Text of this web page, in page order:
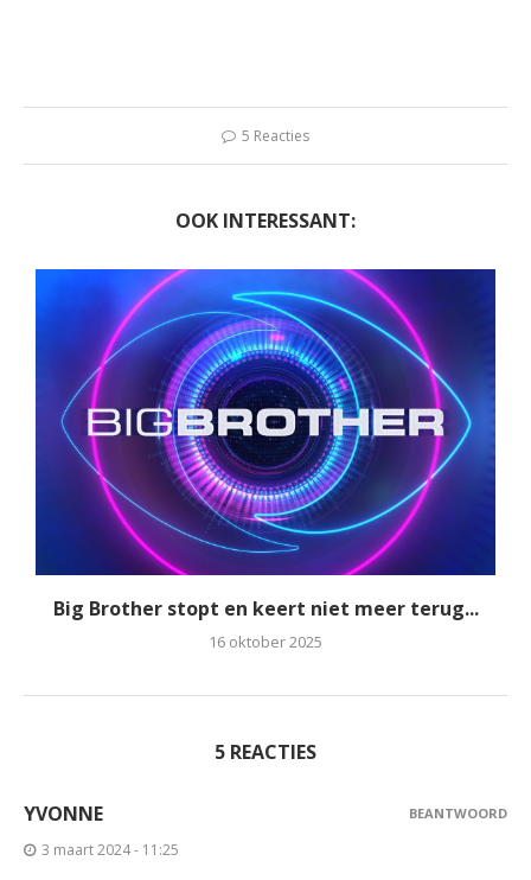
5 Reacties
OOK INTERESSANT:
Big Brother stopt en keert niet meer terug...
16 oktober 2025
5 REACTIES
YVONNE
3 maart 2024 - 11:25
BEANTWOORD